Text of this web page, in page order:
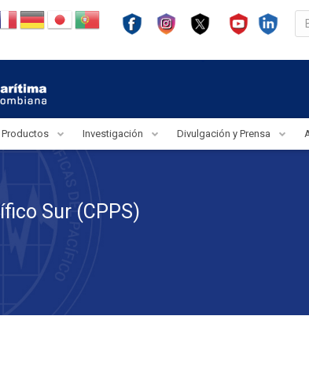
Productos Investigación Divulgación y Prensa
Sur (CPPS)